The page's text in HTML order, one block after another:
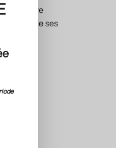
lumière
vin, révèle ses